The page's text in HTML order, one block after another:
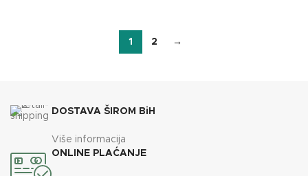
1 2 →
DOSTAVA ŠIROM BiH
Više informacija
ONLINE PLAĆANJE